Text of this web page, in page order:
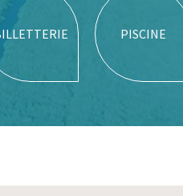
PISCINE